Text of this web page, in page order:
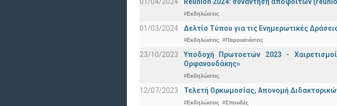
01/04/2024 Reunion 2024: συνάντηση αποφοίτων
#Εκδηλώσεις
01/03/2024 Δελτίο Τύπου για τις Ενημερωτικές
#Εκδηλώσεις #Παρουσιάσεις
23/10/2023
Υποδοχή Πρωτοετών 2023 -
Ορφανουδάκης»
#Εκδηλώσεις
12/07/2023 Τελετή Ορκωμοσίας, Απονομή
#Εκδηλώσεις #Σπουδές